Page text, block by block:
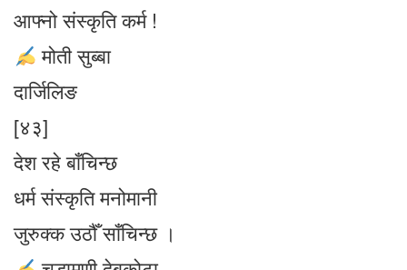
आफ्नो संस्कृति कर्म !
मोती सुब्बा
दार्जिलिङ
[४३]
देश रहे बाँचिन्छ
धर्म संस्कृति मनोमानी
जुरुक्क उठौँ साँचिन्छ ।